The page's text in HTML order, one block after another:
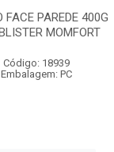
FACE PAREDE 400G
MOMFORT
Código: 18939
Embalagem: PC